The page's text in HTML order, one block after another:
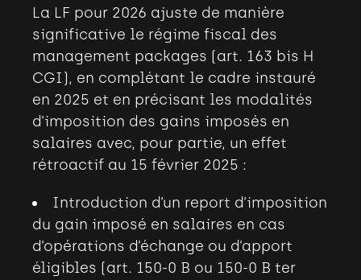
La LF pour 2026 ajuste de manière
significative le régime fiscal des
management packages (art. 163 bis H
CGI), en complétant le cadre instauré
en 2025 et en précisant les modalités
d’imposition des gains imposés en
salaires avec, pour partie, un effet
rétroactif au 15 février 2025 :
Introduction d’un report d’imposition
du gain imposé en salaires en cas
d’opérations d’échange ou d’apport
éligibles (art. 150-0 B ou 150-0 B ter